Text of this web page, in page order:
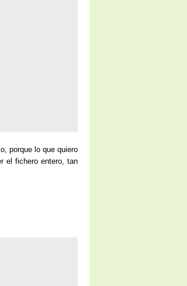
porque lo que quiero
el fichero entero, tan